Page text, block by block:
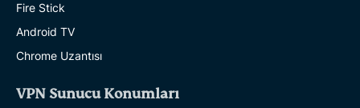
Fire Stick
Android TV
Chrome Uzantısı
VPN Sunucu Konumları